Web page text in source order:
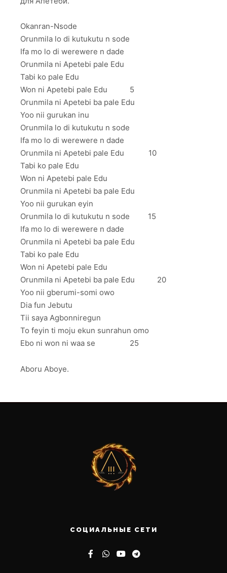
Okanran-Nsode
Orunmila lo di kutukutu n sode
Ifa mo lo di werewere n dade
Orunmila ni Apetebi pale Edu
Tabi ko pale Edu
Won ni Apetebi pale Edu 5
Orunmila ni Apetebi ba pale Edu
Yoo nii gurukan inu
Orunmila lo di kutukutu n sode
Ifa mo lo di werewere n dade
Orunmila ni Apetebi pale Edu 10
Tabi ko pale Edu
Won ni Apetebi pale Edu
Orunmila ni Apetebi ba pale Edu
Yoo nii gurukan eyin
Orunmila lo di kutukutu n sode 15
Ifa mo lo di werewere n dade
Orunmila ni Apetebi ba pale Edu
Tabi ko pale Edu
Won ni Apetebi pale Edu
Orunmila ni Apetebi ba pale Edu 20
Yoo nii gberumi-somi owo
Dia fun Jebutu
Tii saya Agbonniregun
To feyin ti moju ekun sunrahun omo
Ebo ni won ni waa se 25
Aboru Aboye.
СОЦИАЛЬНЫЕ СЕТИ